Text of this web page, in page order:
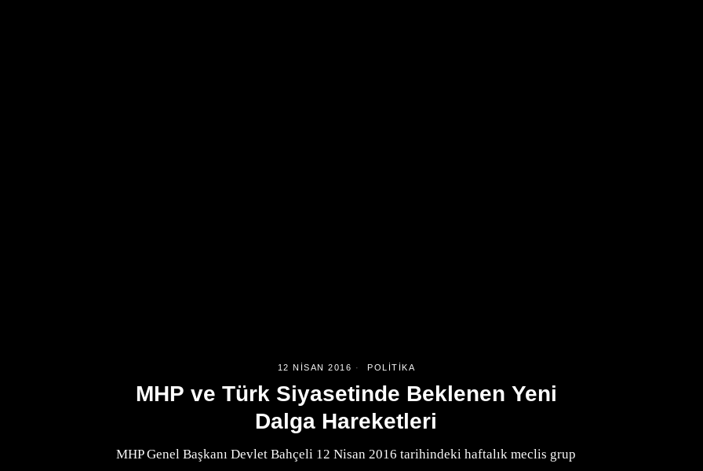
12 NISAN 2016 POLITIKA
MHP ve Türk Siyasetinde Beklenen Yeni
Dalga Hareketleri
MHP Genel Başkanı Devlet Bahçeli 12 Nisan 2016 tarihindeki haftalık meclis grup